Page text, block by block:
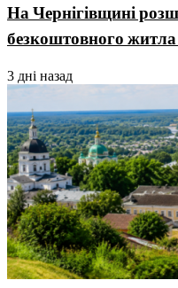
На Чернігівщині
безкоштовного житла
3 дні назад